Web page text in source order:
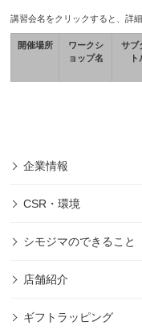
講習会名をクリックすると、詳
開催場所
ワークシ
ョップ名
サブ
ト
企業情報
CSR・環境
シモジマのできること
店舗紹介
ギフトラッピング